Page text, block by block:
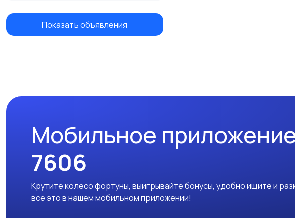
Показать объявления
Мобильное
7606
Крутите колесо фортуны, выигрывайте бонусы, удобно ищите и
все это в нашем мобильном приложении!